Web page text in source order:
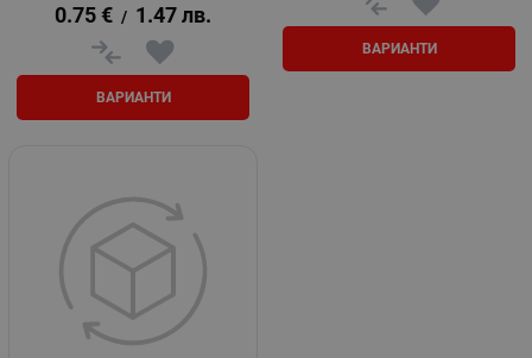
0.75 € / 1.47 лв.
ВАРИАНТИ
ВАРИАНТИ